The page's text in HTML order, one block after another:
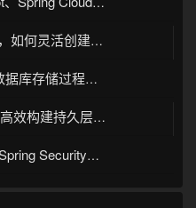
活创建复杂对象
与函数的完整指南
持久层的最佳实践
：构建安全的Web应用